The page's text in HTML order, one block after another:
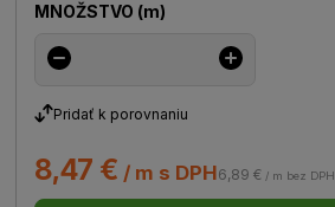
MNOŽSTVO (m)
Pridať k porovnaniu
8,47 € / m s DPH6,89 € / m bez DPH